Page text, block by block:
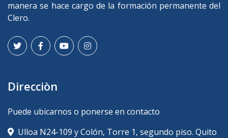
manera se hace cargo de la formación permanente del
Clero.
Direcciòn
Puede ubicarnos o ponerse en contacto
Ulloa N24-109 y Colón, Torre 1, segundo piso. Quito